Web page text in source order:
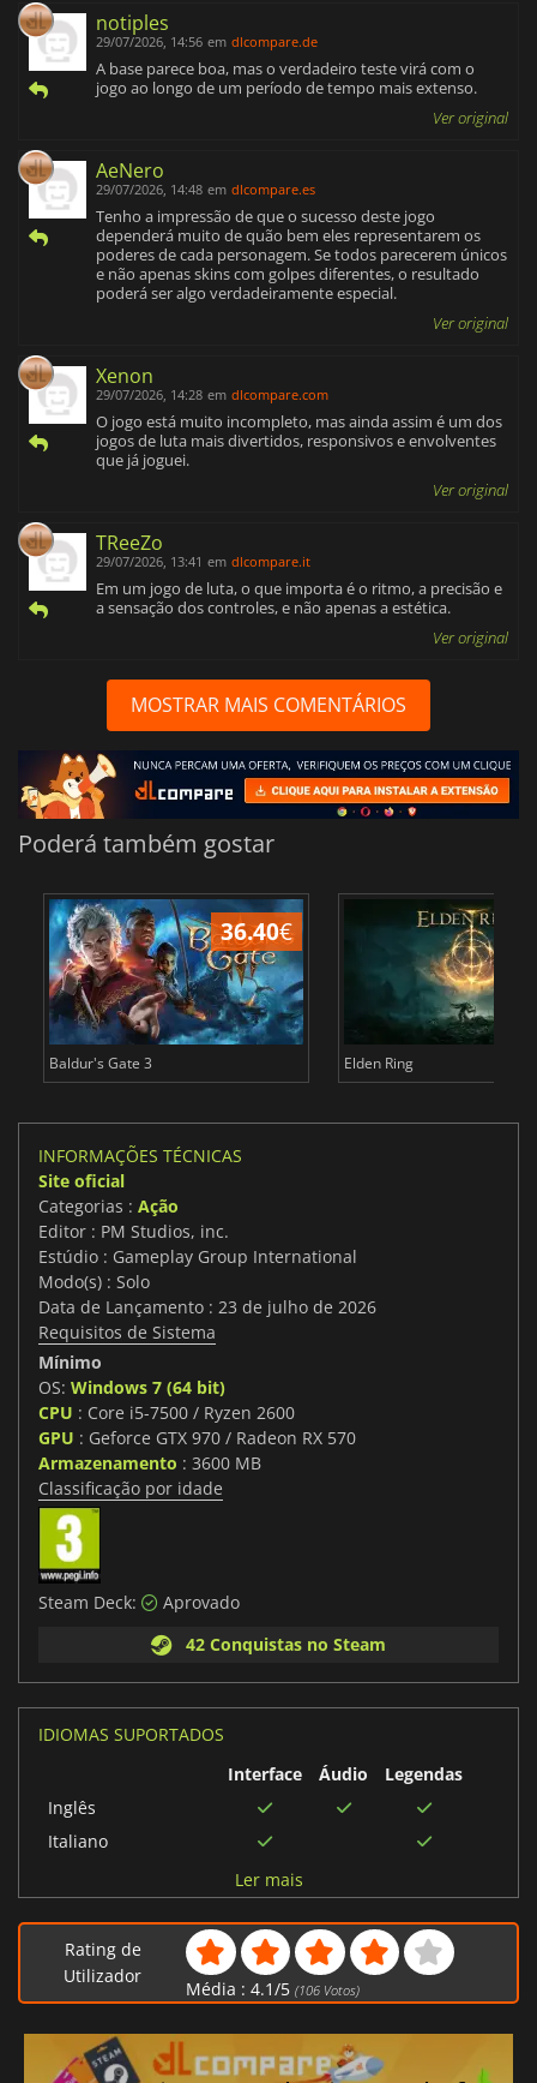
notiples
29/07/2026, 14:56 em dlcompare.de
A base parece boa, mas o verdadeiro teste virá com o
jogo ao longo de um período de tempo mais extenso.
Ver original
AeNero
29/07/2026, 14:48 em dlcompare.es
Tenho a impressão de que o sucesso deste jogo
dependerá muito de quão bem eles representarem os
poderes de cada personagem. Se todos parecerem únicos
e não apenas skins com golpes diferentes, o resultado
poderá ser algo verdadeiramente especial.
Ver original
Xenon
29/07/2026, 14:28 em dlcompare.com
O jogo está muito incompleto, mas ainda assim é um dos
jogos de luta mais divertidos, responsivos e envolventes
que já joguei.
Ver original
TReeZo
29/07/2026, 13:41 em dlcompare.it
Em um jogo de luta, o que importa é o ritmo, a precisão e
a sensação dos controles, e não apenas a estética.
Ver original
MOSTRAR MAIS COMENTÁRIOS
Poderá também gostar
36.40€
Baldur's Gate 3 Elden Ring
INFORMAÇÕES TÉCNICAS
Site oficial
Categorias : Ação
Editor : PM Studios, inc.
Estúdio : Gameplay Group International
Modo(s) : Solo
Data de Lançamento : 23 de julho de 2026
Requisitos de Sistema
Mínimo
OS: Windows 7 (64 bit)
CPU : Core i5-7500 / Ryzen 2600
GPU : Geforce GTX 970 / Radeon RX 570
Armazenamento : 3600 MB
Classificação por idade
Steam Deck:
Aprovado
42 Conquistas no Steam
IDIOMAS SUPORTADOS
Interface
Áudio
Legendas
Inglês
Italiano
Francês
Alemão
Ler mais
Rating de
Utilizador
Média : 4.1/5 (106Votos)